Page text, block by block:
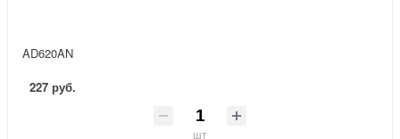
AD620AN
227 руб.
шт